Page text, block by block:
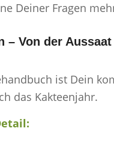
Deiner Fragen
– Von der
ist Dein
das Kakteenjahr.